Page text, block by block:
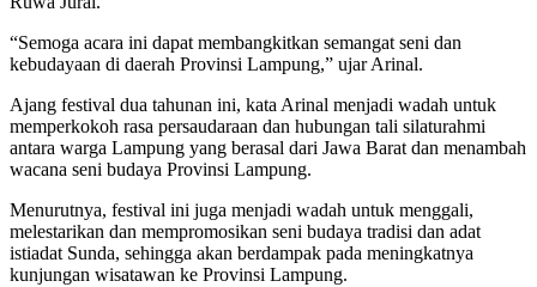
“Semoga acara ini dapat membangkitkan semangat seni dan
kebudayaan di daerah Provinsi Lampung,” ujar Arinal.
Ajang festival dua tahunan ini, kata Arinal menjadi wadah untuk
memperkokoh rasa persaudaraan dan hubungan tali silaturahmi
antara warga Lampung yang berasal dari Jawa Barat dan menambah
wacana seni budaya Provinsi Lampung.
Menurutnya, festival ini juga menjadi wadah untuk menggali,
melestarikan dan mempromosikan seni budaya tradisi dan adat
istiadat Sunda, sehingga akan berdampak pada meningkatnya
kunjungan wisatawan ke Provinsi Lampung.